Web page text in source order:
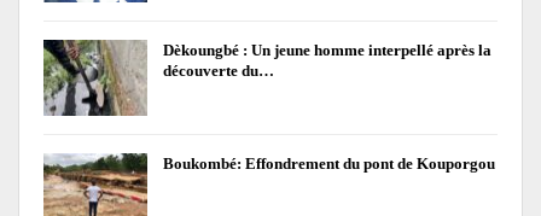
Dèkoungbé : Un jeune homme interpellé après la
découverte du…
Boukombé: Effondrement du pont de Kouporgou